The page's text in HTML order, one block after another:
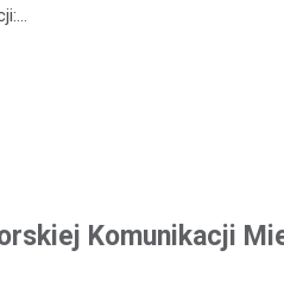
Komunikacji